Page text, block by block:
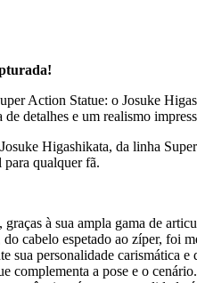
Action Statue: o Josuke
detalhes e um realismo
Higashikata, da linha
para qualquer fã.
à sua ampla gama de
cabelo espetado ao zíper, foi
sua personalidade carismática e
complementa a pose e o cenário.